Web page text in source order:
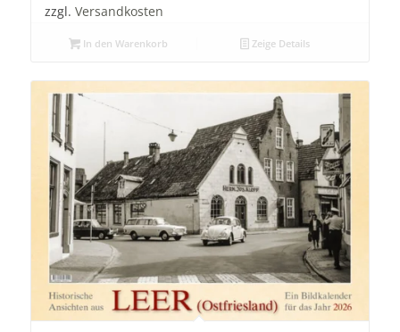
zzgl. Versandkosten
In den Warenkorb Zeige Details